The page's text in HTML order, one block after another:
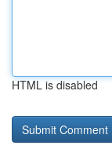
HTML is disabled